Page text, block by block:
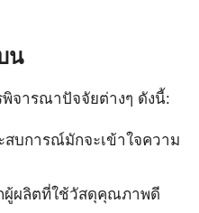
น
จารณาปัจจัยต่างๆ ดังนี้:
สบการณ์มักจะเข้าใจความ
ผู้ผลิตที่ใช้วัสดุคุณภาพดี